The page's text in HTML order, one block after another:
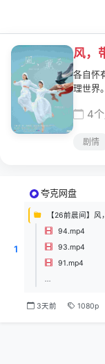
风，
各自怀
理世界
我价值
4
剧情
1
夸克网盘
【26前晨间】风
94.mp4
93.mp4
91.mp4
...
3天前 1080p